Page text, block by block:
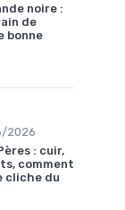
noire :
de
bonne
2026
: cuir,
comment
cliche du